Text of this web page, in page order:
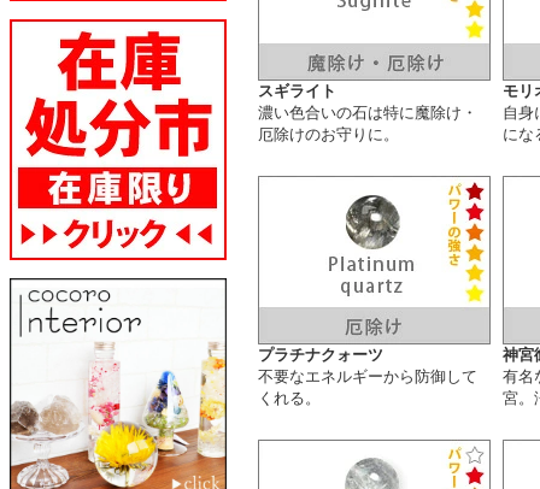
スギライト
濃い色合いの石は特に魔除け・
厄除けのお守りに。
モリ
自身
にな
プラチナクォーツ
不要なエネルギーから防御して
くれる。
神宮
有名
宮。